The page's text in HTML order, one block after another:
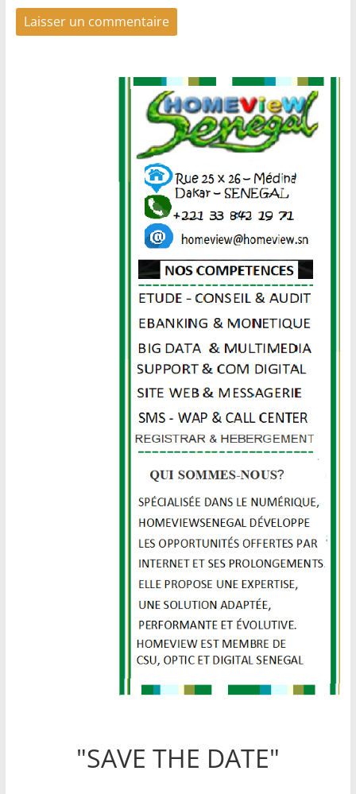
"SAVE THE DATE"